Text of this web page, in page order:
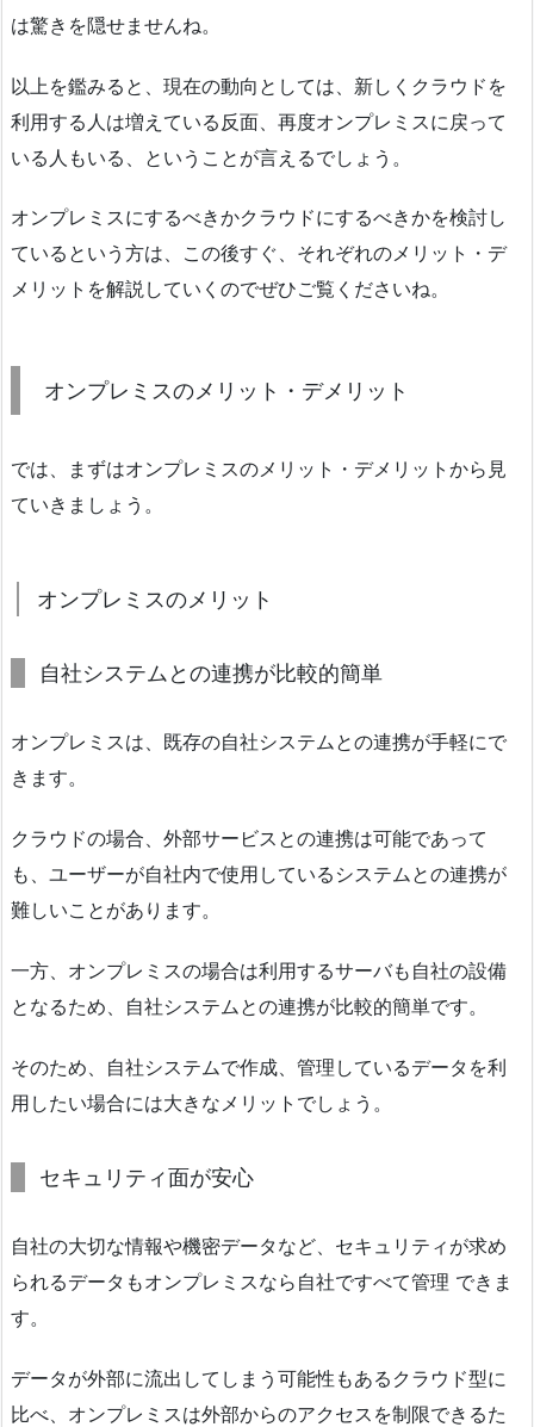
は驚きを隠せませんね。
以上を鑑みると、現在の動向としては、新しくクラウドを
利用する人は増えている反面、再度オンプレミスに戻って
いる人もいる、ということが言えるでしょう。
オンプレミスにするべきかクラウドにするべきかを検討し
ているという方は、この後すぐ、それぞれのメリット・デ
メリットを解説していくのでぜひご覧くださいね。
オンプレミスのメリット・デメリット
では、まずはオンプレミスのメリット・デメリットから見
ていきましょう。
オンプレミスのメリット
自社システムとの連携が比較的簡単
オンプレミスは、既存の自社システムとの連携が手軽にで
きます。
クラウドの場合、外部サービスとの連携は可能であって
も、ユーザーが自社内で使用しているシステムとの連携が
難しいことがあります。
一方、オンプレミスの場合は利用するサーバも自社の設備
となるため、自社システムとの連携が比較的簡単です。
そのため、自社システムで作成、管理しているデータを利
用したい場合には大きなメリットでしょう。
セキュリティ面が安心
自社の大切な情報や機密データなど、セキュリティが求め
られるデータもオンプレミスなら自社ですべて管理 できま
す。
データが外部に流出してしまう可能性もあるクラウド型に
比べ、オンプレミスは外部からのアクセスを制限できるた